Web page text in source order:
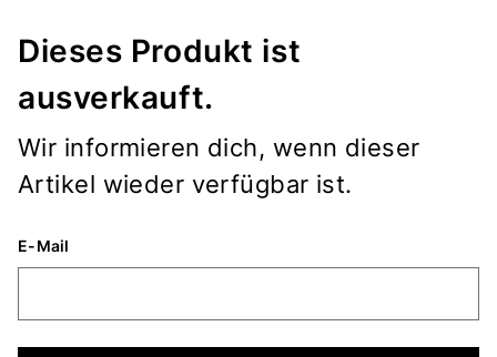
Dieses Produkt ist
ausverkauft.
Wir informieren dich, wenn dieser
Artikel wieder verfügbar ist.
E-Mail